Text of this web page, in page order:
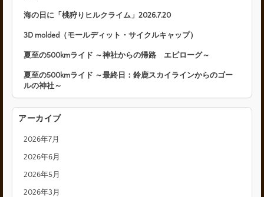
海の日に「桃狩りヒルクライム」2026.7.20
3D molded（モールディット・サイクルキャップ）
夏至の500kmライド ～神社からの帰路 エピローグ～
夏至の500kmライド ～最終日：鈴鹿スカイラインからのゴー
ルの神社～
アーカイブ
2026年7月
2026年6月
2026年5月
2026年3月